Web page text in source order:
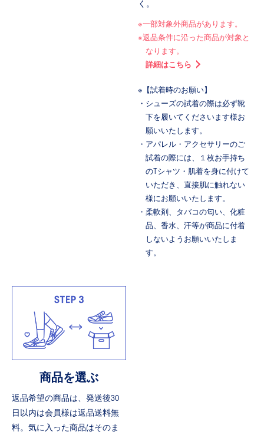
く。
※一部対象外商品があります。
※返品条件に沿った商品が対象と
なります。
詳細はこちら
※【試着時のお願い】
・シューズの試着の際は必ず靴
下を履いてくださいます様お
願いいたします。
・アパレル・アクセサリーのご
試着の際には、１枚お手持ち
のTシャツ・肌着を身に付けて
いただき、直接肌に触れない
様にお願いいたします。
・柔軟剤、タバコの匂い、化粧
品、香水、汗等が商品に付着
しないようお願いいたしま
す。
商品を選ぶ
返品希望の商品は、発送後30
日以内は会員様は返品送料無
料。気に入った商品はそのま